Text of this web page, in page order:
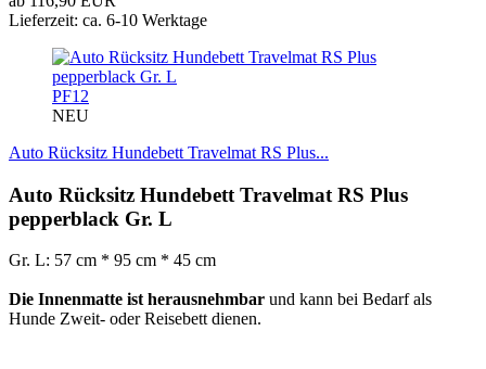
Lieferzeit: ca. 6-10 Werktage
PF12
NEU
Auto Rücksitz Hundebett Travelmat RS Plus...
Auto Rücksitz Hundebett Travelmat RS Plus
pepperblack Gr. L
Gr. L: 57 cm * 95 cm * 45 cm
Die Innenmatte ist herausnehmbar und kann bei Bedarf als
Hunde Zweit- oder Reisebett dienen.